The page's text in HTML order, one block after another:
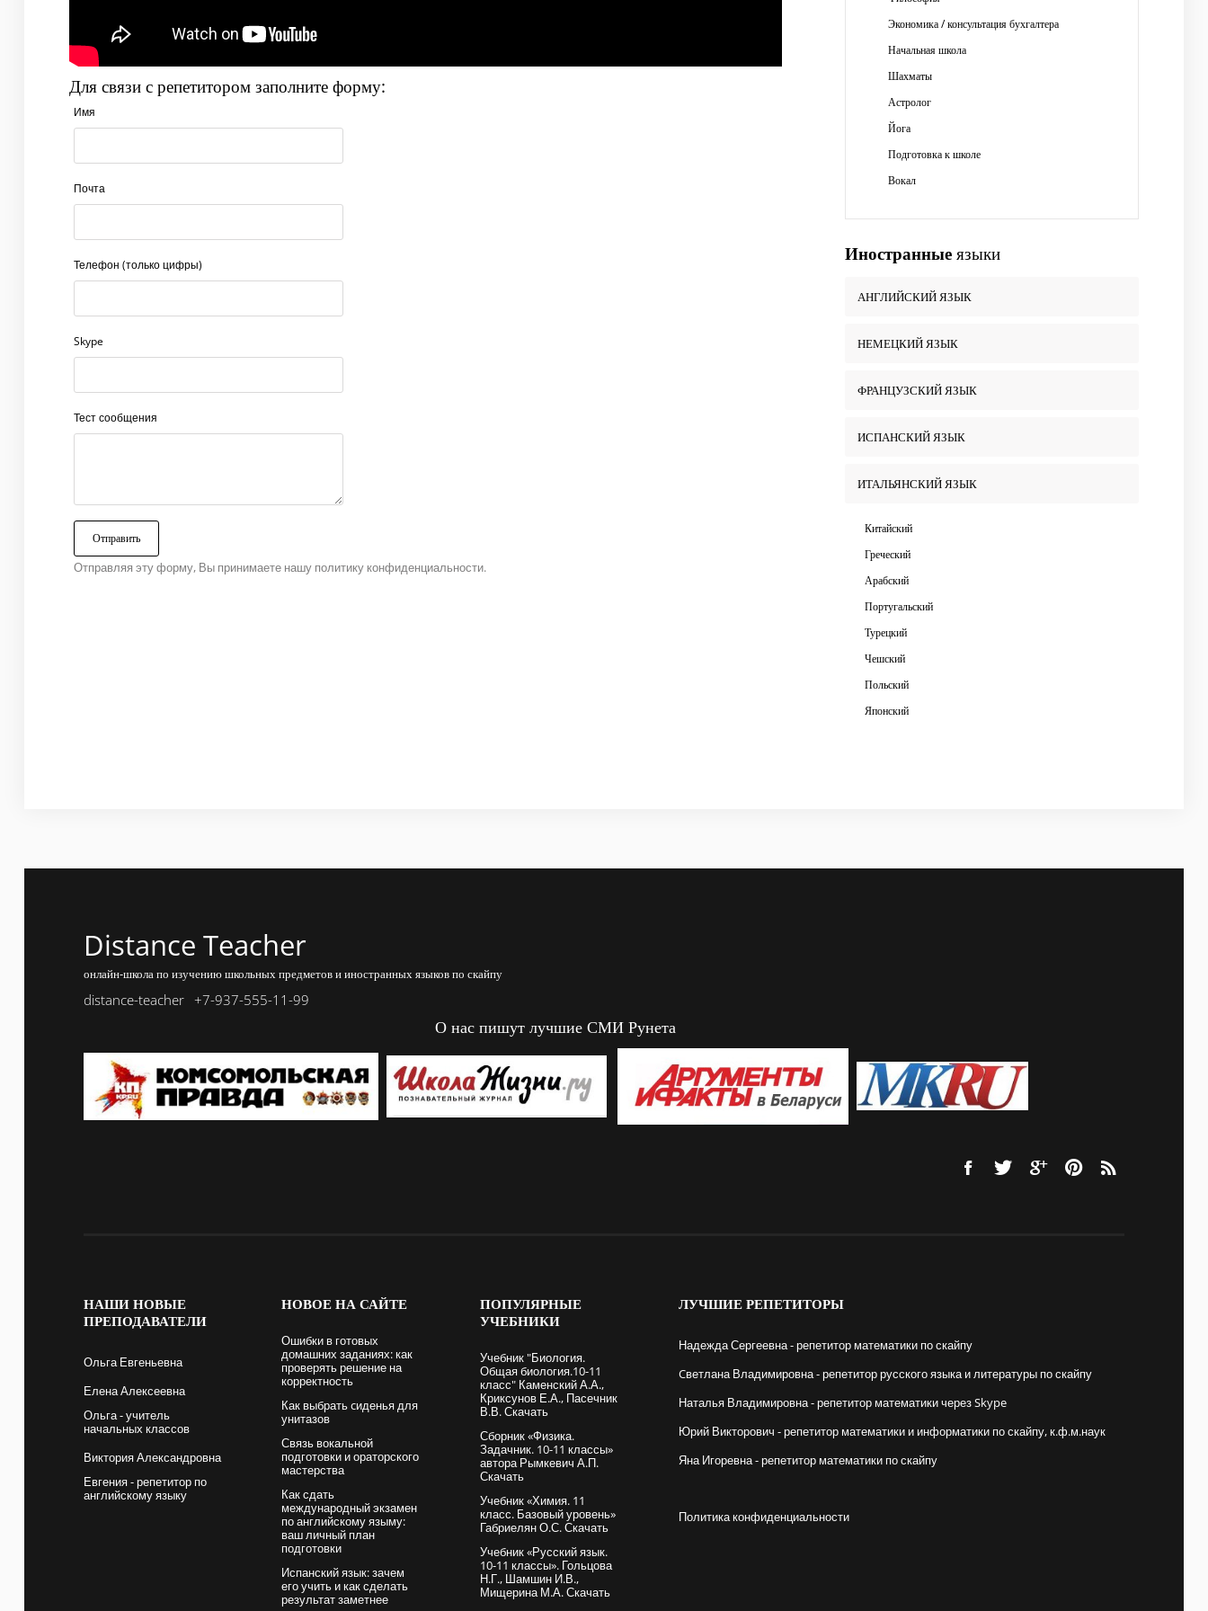
Для связи с репетитором заполните форму:
Имя
Почта
Телефон (только цифры)
Skype
Тест сообщения
Отправляя эту форму, Вы принимаете нашу политику конфиденциальности.
Экономика / консультация бухгалтера
Начальная школа
Шахматы
Астролог
Йога
Подготовка к школе
Вокал
Иностранныеязыки
АНГЛИЙСКИЙ ЯЗЫК
НЕМЕЦКИЙ ЯЗЫК
ФРАНЦУЗСКИЙ ЯЗЫК
ИСПАНСКИЙ ЯЗЫК
ИТАЛЬЯНСКИЙ ЯЗЫК
Китайский
Греческий
Арабский
Португальский
Турецкий
Чешский
Польский
Японский
Distance Teacher
онлайн-школа по изучению школьных предметов и иностранных языков по скайпу
distance-teacher +7-937-555-11-99
О нас пишут лучшие СМИ Рунета
НАШИНОВЫЕ
ПРЕПОДАВАТЕЛИ
Ольга Евгеньевна
Елена Алексеевна
Ольга - учитель
начальных классов
Виктория Александровна
Евгения - репетитор по
английскому языку
НОВОЕНА САЙТЕ
Ошибки в готовых
домашних заданиях: как
проверять решение на
корректность
Как выбрать cиденья для
унитазов
Связь вокальной
подготовки и ораторского
мастерства
Как сдать
международный экзамен
по английскому языму:
ваш личный план
подготовки
Испанский язык: зачем
его учить и как сделать
результат заметнее
ПОПУЛЯРНЫЕ
УЧЕБНИКИ
Учебник "Биология.
Общая биология.10-11
класс" Каменский А.А.,
Криксунов Е.А., Пасечник
В.В. Скачать
Сборник «Физика.
Задачник. 10-11 классы»
автора Рымкевич А.П.
Скачать
Учебник «Химия. 11
класс. Базовый уровень»
Габриелян О.С. Скачать
Учебник «Русский язык.
10-11 классы». Гольцова
Н.Г., Шамшин И.В.,
Мищерина М.А. Скачать
ЛУЧШИЕРЕПЕТИТОРЫ
Надежда Сергеевна - репетитор математики по скайпу
Cветлана Владимировна - репетитор русского языка и литературы по скайпу
Наталья Владимировна - репетитор математики через Skype
Юрий Викторович - репетитор математики и информатики по скайпу, к.ф.м.наук
Яна Игоревна - репетитор математики по скайпу
Политика конфиденциальности